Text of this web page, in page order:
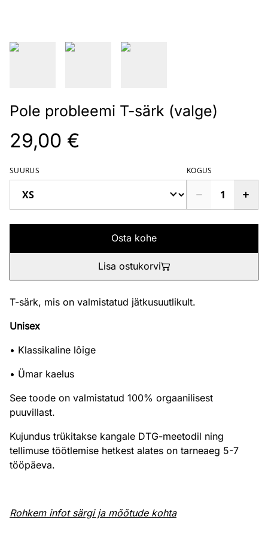
Pole probleemi T-särk (valge)
29,00 €
SUURUS KOGUS
Osta kohe
Lisa ostukorvi
T-särk, mis on valmistatud jätkusuutlikult.
Unisex
• Klassikaline lõige
• Ümar kaelus
See toode on valmistatud 100% orgaanilisest
puuvillast.
Kujundus trükitakse kangale DTG-meetodil ning
tellimuse töötlemise hetkest alates on tarneaeg 5-7
tööpäeva.
Rohkem infot särgi ja mõõtude kohta